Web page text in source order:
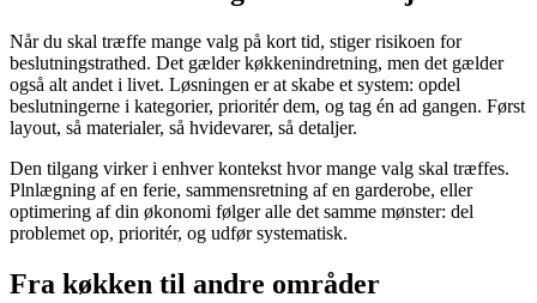
Når du skal træffe mange valg på kort tid, stiger risikoen for
beslutningstrathed. Det gælder køkkenindretning, men det gælder
også alt andet i livet. Løsningen er at skabe et system: opdel
beslutningerne i kategorier, prioritér dem, og tag én ad gangen. Først
layout, så materialer, så hvidevarer, så detaljer.
Den tilgang virker i enhver kontekst hvor mange valg skal træffes.
Plnlægning af en ferie, sammensretning af en garderobe, eller
optimering af din økonomi følger alle det samme mønster: del
problemet op, prioritér, og udfør systematisk.
Fra køkken til andre områder